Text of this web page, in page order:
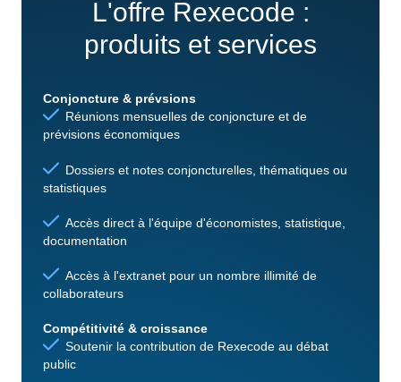
L'offre Rexecode :
produits et services
Conjoncture & prévsions
Réunions mensuelles de conjoncture et de
prévisions économiques
Dossiers et notes conjoncturelles, thématiques ou
statistiques
Accès direct à l'équipe d'économistes, statistique,
documentation
Accès à l'extranet pour un nombre illimité de
collaborateurs
Compétitivité & croissance
Soutenir la contribution de Rexecode au débat
public